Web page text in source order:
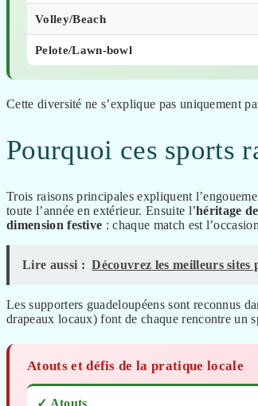
Volley/Beach
Pelote/Lawn-bowl
Cette diversité ne s’explique pas uniquement
Pourquoi ces sports
Trois raisons principales expliquent
toute l’année en extérieur. Ensuite l’héritage
dimension festive : chaque match est
Lire aussi : Découvrez les meilleurs
Les supporters guadeloupéens sont reconnus
drapeaux locaux) font de chaque rencontre un
Atouts et défis de la pratique locale